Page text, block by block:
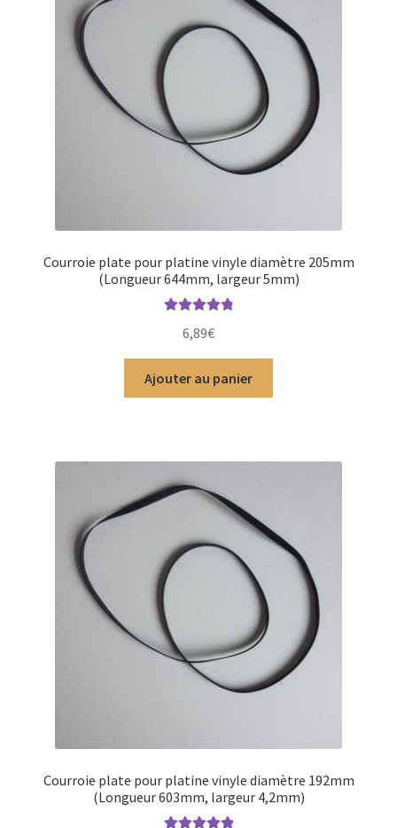
Courroie plate pour platine vinyle diamètre 205mm
(Longueur 644mm, largeur 5mm)
6,89€
Ajouter au panier
Courroie plate pour platine vinyle diamètre 192mm
(Longueur 603mm, largeur 4,2mm)